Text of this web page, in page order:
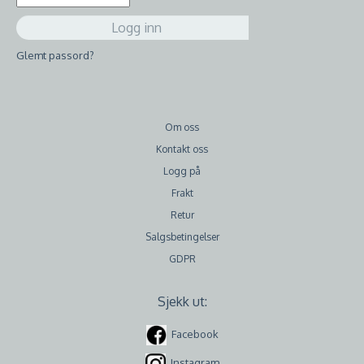
Glemt passord?
Om oss
Kontakt oss
Logg på
Frakt
Retur
Salgsbetingelser
GDPR
Sjekk ut:
Facebook